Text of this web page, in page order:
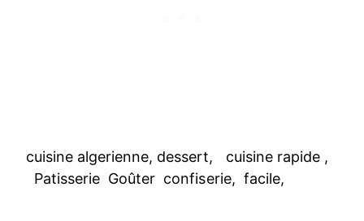
cuisine algerienne, dessert, cuisine rapide ,
Patisserie Goûter confiserie, facile,